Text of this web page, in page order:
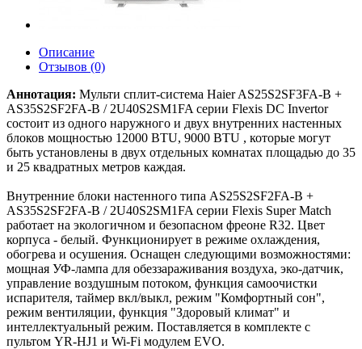
Описание
Отзывов (0)
Аннотация: Мульти сплит-система Haier AS25S2SF3FA-B +
AS35S2SF2FA-B / 2U40S2SM1FA серии Flexis DC Invertor
состоит из одного наружного и двух внутренних настенных
блоков мощностью 12000 BTU, 9000 BTU , которые могут
быть установлены в двух отдельных комнатах площадью до 35
и 25 квадратных метров каждая.
Внутренние блоки настенного типа AS25S2SF2FA-B +
AS35S2SF2FA-B / 2U40S2SM1FA серии Flexis Super Match
работает на экологичном и безопасном фреоне R32. Цвет
корпуса - белый. Функционирует в режиме охлаждения,
обогрева и осушения. Оснащен следующими возможностями:
мощная УФ-лампа для обеззараживания воздуха, эко-датчик,
управление воздушным потоком, функция самоочистки
испарителя, таймер вкл/выкл, режим "Комфортный сон",
режим вентиляции, функция "Здоровый климат" и
интеллектуальный режим. Поставляется в комплекте с
пультом YR-HJ1 и Wi-Fi модулем EVO.